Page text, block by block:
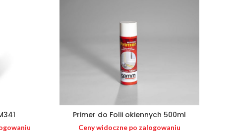
Primer do Folii okiennych 500ml
Ceny widoczne po zalogowaniu